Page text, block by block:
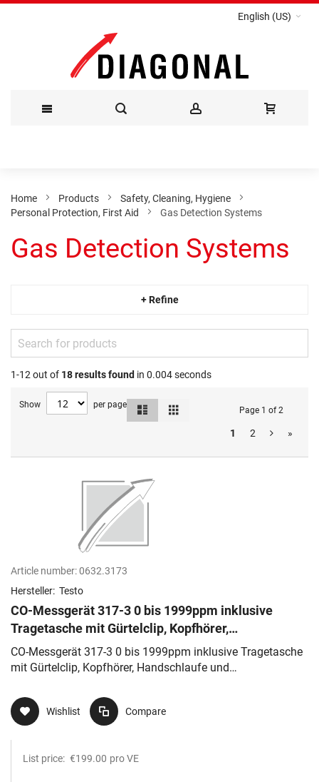
English (US)
Content
Home Products
Safety, Cleaning, Hygiene
Personal Protection, First Aid
Gas Detection Systems
Gas Detection Systems
+ Refine
1-12 out of 18results found in 0.004 seconds
Show per page
Page 1 of 2
1 2 »
View
Article number:0632.3173
Hersteller: Testo
CO-Messgerät 317-3 0 bis 1999ppm inklusive
Tragetasche mit Gürtelclip, Kopfhörer,
Handschlaufe und Kalibrierprotokoll
CO-Messgerät 317-3 0 bis 1999ppm inklusive Tragetasche
mit Gürtelclip, Kopfhörer, Handschlaufe und
Wishlist Compare
List price: €199.00 pro VE